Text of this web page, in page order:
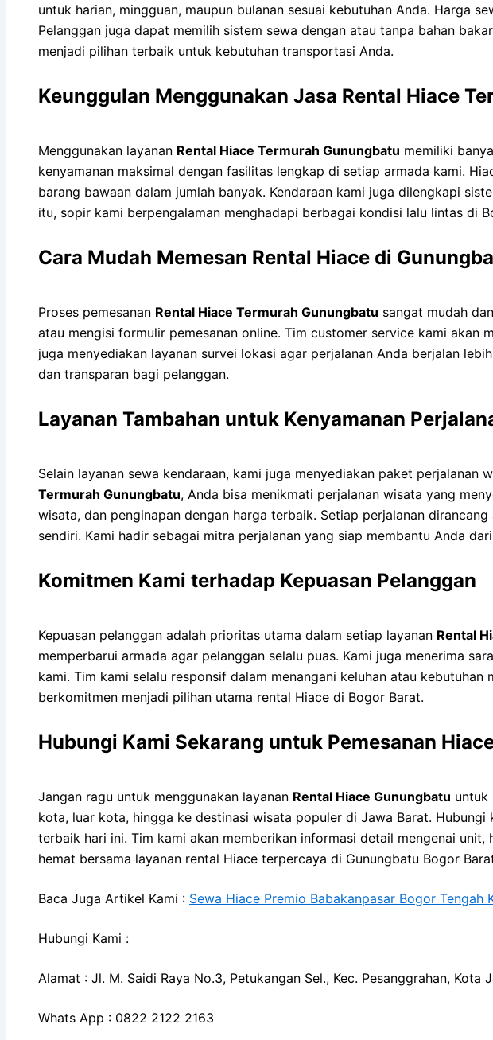
untuk harian, mingguan, maupun bulanan sesuai kebutuhan Anda. Harga
Pelanggan juga dapat memilih sistem sewa dengan atau tanpa bahan
menjadi pilihan terbaik untuk kebutuhan transportasi Anda.
Keunggulan Menggunakan Jasa Rental Hiace
Menggunakan layanan Rental Hiace Termurah Gunungbatu memiliki
kenyamanan maksimal dengan fasilitas lengkap di setiap armada kami.
barang bawaan dalam jumlah banyak. Kendaraan kami juga dilengkapi
itu, sopir kami berpengalaman menghadapi berbagai kondisi lalu lintas di
Cara Mudah Memesan Rental Hiace di
Proses pemesanan Rental Hiace Termurah Gunungbatu sangat mudah
atau mengisi formulir pemesanan online. Tim customer service kami akan
juga menyediakan layanan survei lokasi agar perjalanan Anda berjalan
dan transparan bagi pelanggan.
Layanan Tambahan untuk Kenyamanan
Selain layanan sewa kendaraan, kami juga menyediakan paket
Termurah Gunungbatu, Anda bisa menikmati perjalanan wisata yang
wisata, dan penginapan dengan harga terbaik. Setiap perjalanan
sendiri. Kami hadir sebagai mitra perjalanan yang siap membantu Anda
Komitmen Kami terhadap Kepuasan Pelanggan
Kepuasan pelanggan adalah prioritas utama dalam setiap layanan Rental
memperbarui armada agar pelanggan selalu puas. Kami juga menerima
kami. Tim kami selalu responsif dalam menangani keluhan atau
berkomitmen menjadi pilihan utama rental Hiace di Bogor Barat.
Hubungi Kami Sekarang untuk Pemesanan
Jangan ragu untuk menggunakan layanan Rental Hiace Gunungbatu untuk
kota, luar kota, hingga ke destinasi wisata populer di Jawa Barat.
terbaik hari ini. Tim kami akan memberikan informasi detail mengenai
hemat bersama layanan rental Hiace terpercaya di Gunungbatu Bogor
Baca Juga Artikel Kami : Sewa Hiace Premio Babakanpasar Bogor Tengah
Hubungi Kami :
Alamat : Jl. M. Saidi Raya No.3, Petukangan Sel., Kec. Pesanggrahan,
Whats App : 0822 2122 2163